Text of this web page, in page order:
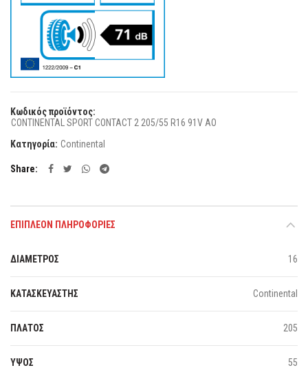
Κωδικός προϊόντος:
CONTINENTAL SPORT CONTACT 2 205/55 R16 91V AO
Κατηγορία: Continental
Share
ΕΠΙΠΛΈΟΝ ΠΛΗΡΟΦΟΡΊΕΣ
ΔΙΑΜΕΤΡΟΣ 16
ΚΑΤΑΣΚΕΥΑΣΤΗΣ Continental
ΠΛΑΤΟΣ 205
ΥΨΟΣ 55